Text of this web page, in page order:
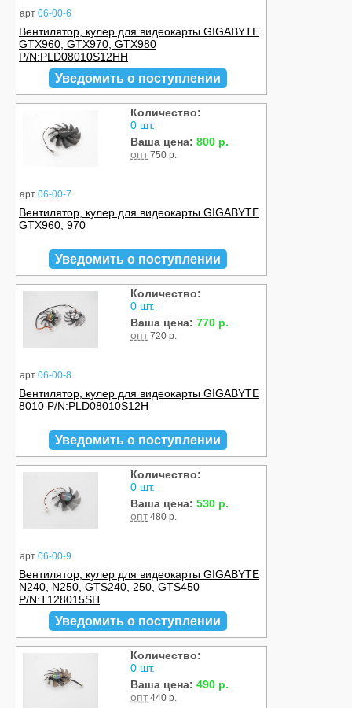
арт 06-00-6
Вентилятор, кулер для видеокарты GIGABYTE
GTX960, GTX970, GTX980
P/N:PLD08010S12HH
Уведомить о поступлении
арт 06-00-7
Количество:
0 шт.
Ваша цена: 800 р.
опт 750 р.
Вентилятор, кулер для видеокарты GIGABYTE
GTX960, 970
Уведомить о поступлении
арт 06-00-8
Количество:
0 шт.
Ваша цена: 770 р.
опт 720 р.
Вентилятор, кулер для видеокарты GIGABYTE
8010 P/N:PLD08010S12H
Уведомить о поступлении
арт 06-00-9
Количество:
0 шт.
Ваша цена: 530 р.
опт 480 р.
Вентилятор, кулер для видеокарты GIGABYTE
N240, N250, GTS240, 250, GTS450
P/N:T128015SH
Уведомить о поступлении
Количество:
0 шт.
Ваша цена: 490 р.
опт 440 р.